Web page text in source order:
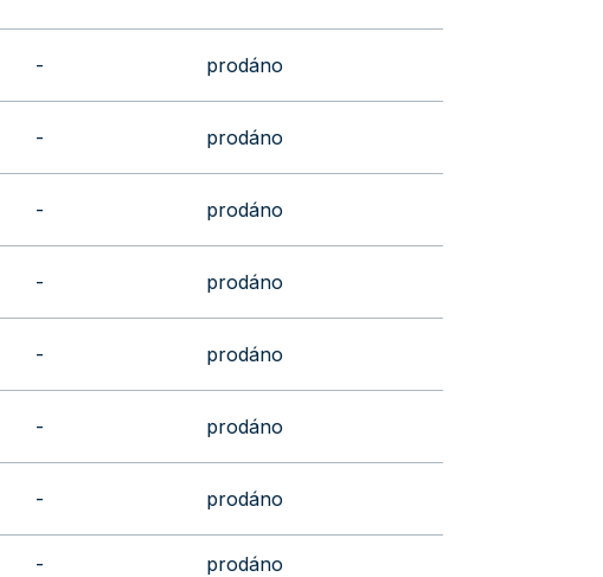
- prodáno
- prodáno
- prodáno
- prodáno
- prodáno
- prodáno
- prodáno
- prodáno